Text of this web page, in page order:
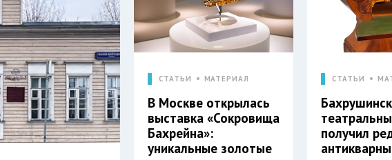
СТАТЬИ МАТЕРИАЛ
В Москве открылась
выставка «Сокровища
Бахрейна»:
уникальные золотые
СТАТЬИ
получил